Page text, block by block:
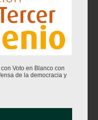
Voto en Blanco con
de la democracia y